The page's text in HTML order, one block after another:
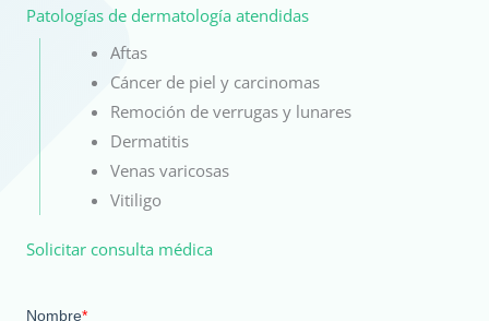
Patologías de dermatología atendidas
Aftas
Cáncer de piel y carcinomas
Remoción de verrugas y lunares
Dermatitis
Venas varicosas
Vitiligo
Solicitar consulta médica